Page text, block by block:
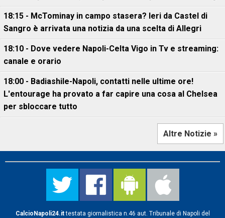
18:15 - McTominay in campo stasera? Ieri da Castel di
Sangro è arrivata una notizia da una scelta di Allegri
18:10 - Dove vedere Napoli-Celta Vigo in Tv e streaming:
canale e orario
18:00 - Badiashile-Napoli, contatti nelle ultime ore!
L'entourage ha provato a far capire una cosa al Chelsea
per sbloccare tutto
Altre Notizie »
CalcioNapoli24.ittestata giornalistica n.46 aut. Tribunale di Napoli del